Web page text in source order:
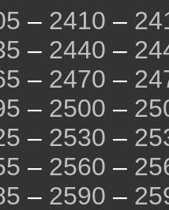
– 2410 –
– 2440 –
– 2470 –
– 2500 –
– 2530 –
– 2560 –
– 2590 –